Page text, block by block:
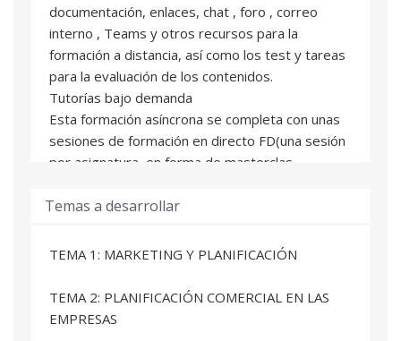
documentación, enlaces, chat , foro , correo
interno , Teams y otros recursos para la
formación a distancia, así como los test y tareas
para la evaluación de los contenidos.
Tutorías bajo demanda
Esta formación asíncrona se completa con unas
sesiones de formación en directo FD(una sesión
por asignatura, en forma de masterclas,
lectivo y que se pueden seguir en aulas de la
TEAMS o en diferido con la grabación de la
actividad realizada
Para superar la asignatura deberéis superar la
Temas a desarrollar
TEMA 1: MARKETING Y PLANIFICACIÓN
TEMA 2: PLANIFICACIÓN COMERCIAL EN LAS
EMPRESAS